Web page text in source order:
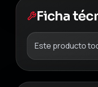
Ficha
Este producto